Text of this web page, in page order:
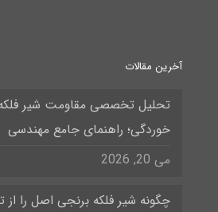
آخرین مقالات
تحلیل تخصصی مقاومت شیر فلکه
خوردگی؛ راهنمای جامع مهندسی
می 20, 2026
چگونه شیر فلکه برنجی اصل را